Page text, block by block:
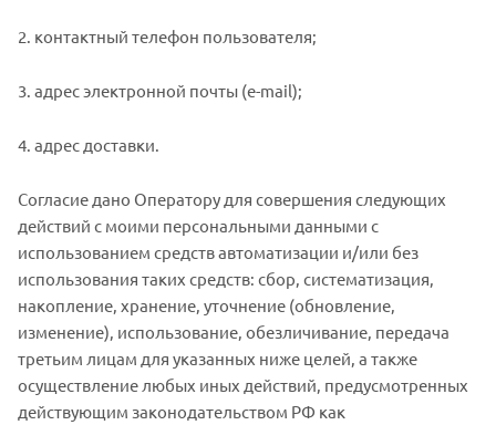
2. контактный телефон пользователя;
3. адрес электронной почты (e-mail);
4. адрес доставки.
Согласие дано Оператору для совершения следующих
действий с моими персональными данными с
использованием средств автоматизации и/или без
использования таких средств: сбор, систематизация,
накопление, хранение, уточнение (обновление,
изменение), использование, обезличивание, передача
третьим лицам для указанных ниже целей, а также
осуществление любых иных действий, предусмотренных
действующим законодательством РФ как